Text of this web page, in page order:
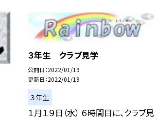
３年生 クラブ見学
公開日 2022/01/19
更新日 2022/01/19
３年生
１月１９日（水） ６時間目に、クラブ見